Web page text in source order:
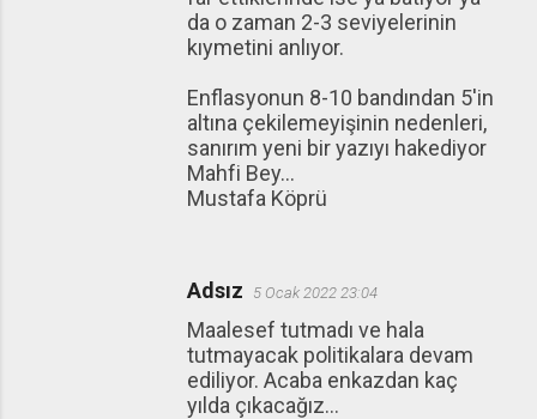
da o zaman 2-3 seviyelerinin
kıymetini anlıyor.
Enflasyonun 8-10 bandından 5'in
altına çekilemeyişinin nedenleri,
sanırım yeni bir yazıyı hakediyor
Mahfi Bey...
Mustafa Köprü
Adsız 5 Ocak 2022 23:04
Maalesef tutmadı ve hala
tutmayacak politikalara devam
ediliyor. Acaba enkazdan kaç
yılda çıkacağız...